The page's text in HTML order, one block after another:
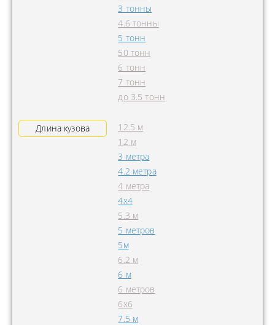
3 тонны
4.6 тонны
5 тонн
50 тонн
6 тонн
7 тонн
до 3.5 тонн
Длина кузова
12.5 м
12 м
3 метра
4.2 метра
4 метра
4x4
5.3 м
5 метров
5м
6.2 м
6 м
6 метров
6х6
7.5 м